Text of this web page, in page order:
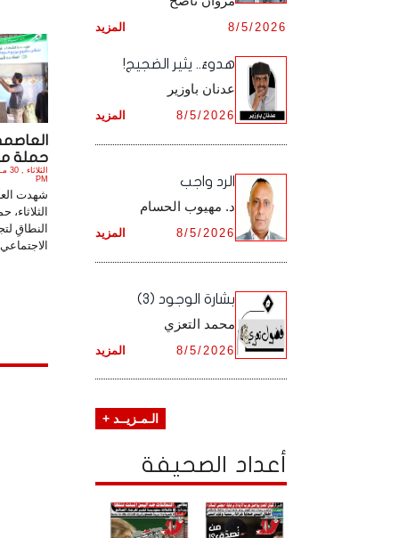
حملة
PM
شهدت
النطاقِ
أرشيف شهر ديـسـمـبـر ,
أرشيف شهر نـوفـمـبـر ,
أرشيف شهر ديـسـمـبـر ,
المزيد 8/5/2026
هدوءٌ.. يثير الضجيج!
عدنان باوزير
المزيد 8/5/2026
الرد واجب
د. مهيوب الحسام
المزيد 8/5/2026
بشارة الوجود (3)
محمد التعزي
المزيد 8/5/2026
الـمـزيــد +
أعداد الصحيفة